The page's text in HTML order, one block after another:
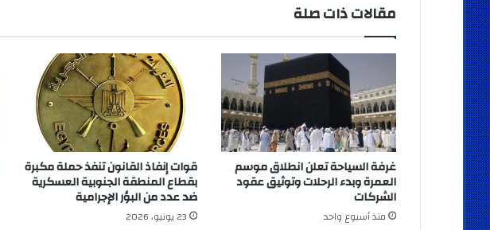
مقالات ذات صلة
غرفة السياحة تعلن انطلاق موسم
العمرة وبدء الرحلات وتوثيق عقود
الشركات
منذ أسبوع واحد
قوات إنفاذ القانون تنفذ حملة مكبرة
بقطاع المنطقة الجنوبية العسكرية
ضد عدد من البؤر الإجرامية
23 يونيو، 2026